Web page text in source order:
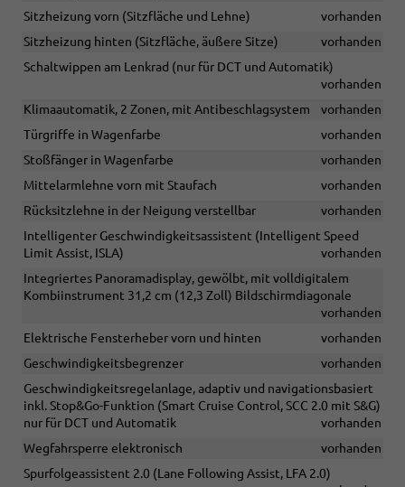
Sitzheizung vorn (Sitzfläche und Lehne)
vorhanden
Sitzheizung hinten (Sitzfläche, äußere Sitze)
vorhanden
Schaltwippen am Lenkrad (nur für DCT und Automatik)
vorhanden
Klimaautomatik, 2 Zonen, mit Antibeschlagsystem
vorhanden
Türgriffe in Wagenfarbe
vorhanden
Stoßfänger in Wagenfarbe
vorhanden
Mittelarmlehne vorn mit Staufach
vorhanden
Rücksitzlehne in der Neigung verstellbar
vorhanden
Intelligenter Geschwindigkeitsassistent (Intelligent Speed
Limit Assist, ISLA)
vorhanden
Integriertes Panoramadisplay, gewölbt, mit volldigitalem
Kombiinstrument 31,2 cm (12,3 Zoll) Bildschirmdiagonale
vorhanden
Elektrische Fensterheber vorn und hinten
vorhanden
Geschwindigkeitsbegrenzer
vorhanden
Geschwindigkeitsregelanlage, adaptiv und navigationsbasiert
inkl. Stop&Go-Funktion (Smart Cruise Control, SCC 2.0 mit S&G)
nur für DCT und Automatik
vorhanden
Wegfahrsperre elektronisch
vorhanden
Spurfolgeassistent 2.0 (Lane Following Assist, LFA 2.0)